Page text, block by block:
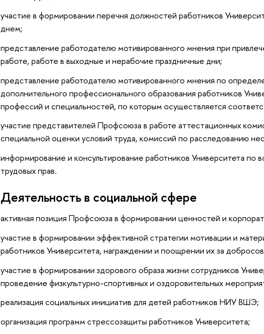
участие в формировании перечня должностей работников
днем;
представление работодателю мотивированного мнения при
работе, работе в выходные и нерабочие праздничные дни;
представление работодателю мотивированного мнения по
дополнительного профессионального образования работников
профессий и специальностей, по которым осуществляется
участие представителей Профсоюза в работе аттестационных
специальной оценки условий труда, комиссий по расследованию
информирование и консультирование работников Университета по
трудовых прав.
Деятельность в социальной сфере
активная позиция Профсоюза в формировании ценностей и
участие в формировании эффективной стратегии мотивации и
работников Университета, награждении и поощрении их за
участие в формировании здорового образа жизни сотрудников
проведение физкультурно-спортивных и оздоровительных
реализация социальных инициатив для детей работников НИУ ВШЭ;
организация программ стрессозащиты работников Университета;